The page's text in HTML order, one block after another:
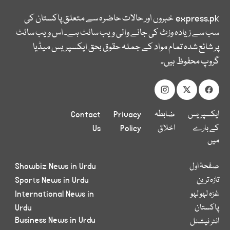
express.pkخبروں اور حالات حاضرہ سے متعلق پاکستان کی
سب سے زیادہ وزٹ کی جانے والی ویب سائٹ ہے۔ اس ویب سائٹ
پر شائع شدہ تمام مواد کے جملہ حقوق بحق ایکسپریس میڈیا
گروپ محفوظ ہیں۔
ایکسپریس
کے بارے
میں
ضابطہ
اخلاق
Privacy
Policy
Contact
Us
صفحۂ اول
تازہ ترین
غزہ لہو لہو
پاکستان
انٹر نیشنل
Showbiz News in Urdu
Sports News in Urdu
International News in
Urdu
Business News in Urdu